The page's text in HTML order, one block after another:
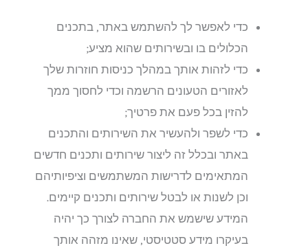
כדי לאפשר לך להשתמש באתר, בתכנים
הכלולים בו ובשירותים שהוא מציע;
כדי לזהות אותך במהלך כניסות חוזרות שלך
לאזורים הטעונים הרשמה וכדי לחסוך ממך
להזין בכל פעם את פרטיך;
כדי לשפר ולהעשיר את השירותים והתכנים
באתר ובכלל זה ליצור שירותים ותכנים חדשים
המתאימים לדרישות המשתמשים וציפיותיהם
וכן לשנות או לבטל שירותים ותכנים קיימים.
המידע שישמש את החברה לצורך כך יהיה
בעיקרו מידע סטטיסטי, שאינו מזהה אותך